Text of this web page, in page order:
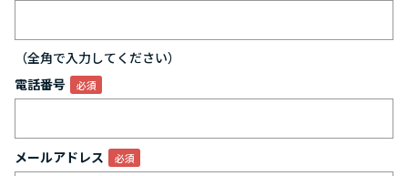
（全角で入力してください）
電話番号
メールアドレス